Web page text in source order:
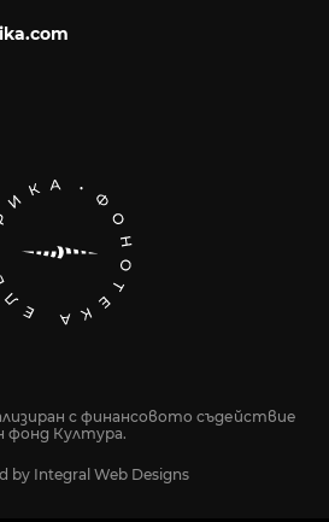
с финансовото съдействие
фонд Култура.
by Integral Web Designs